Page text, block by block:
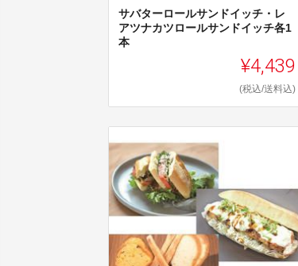
サバターロールサンドイッチ・レ
アツナカツロールサンドイッチ各1
本
¥4,439
(税込/送料込)